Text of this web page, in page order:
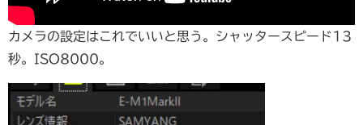
カメラの設定はこれでいいと思う。シャッタースピード13
秒。ISO8000。